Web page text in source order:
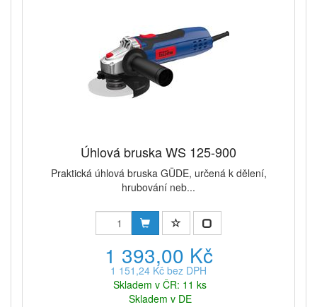
Úhlová bruska WS 125-900
Praktická úhlová bruska GÜDE, určená k dělení,
hrubování neb...
1 393,00 Kč
1 151,24 Kč bez DPH
Skladem v ČR: 11 ks
Skladem v DE